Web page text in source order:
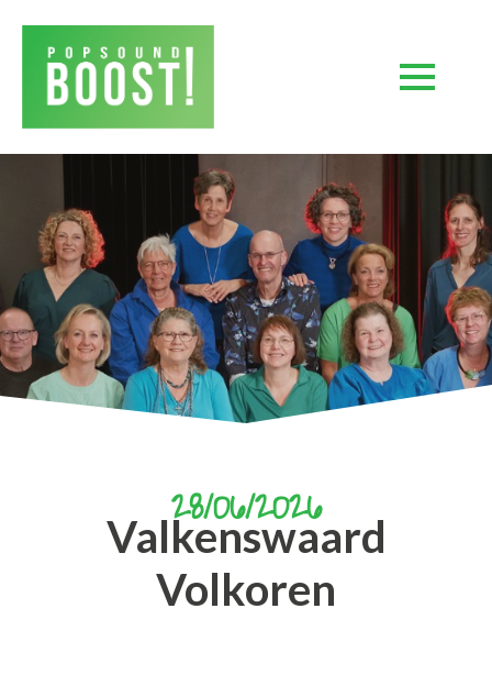
28/06/2026
Valkenswaard
Volkoren